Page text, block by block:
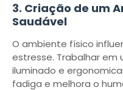
3. Criação de um
Saudável
O ambiente físico
estresse. Trabalhar em
iluminado e
fadiga e melhora o